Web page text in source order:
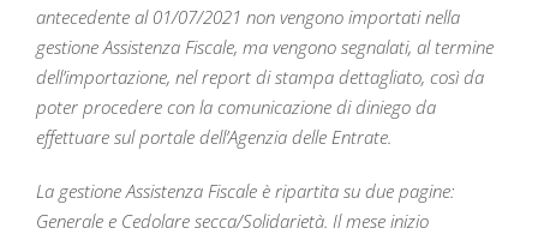
antecedente al 01/07/2021 non vengono importati nella
gestione Assistenza Fiscale, ma vengono segnalati, al termine
dell’importazione, nel report di stampa dettagliato, così da
poter procedere con la comunicazione di diniego da
effettuare sul portale dell’Agenzia delle Entrate.
La gestione Assistenza Fiscale è ripartita su due pagine:
Generale e Cedolare secca/Solidarietà. Il mese inizio